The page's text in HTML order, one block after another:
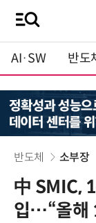
AI·SW 반도
반도체 소부장
中 SMIC,
입…“올해